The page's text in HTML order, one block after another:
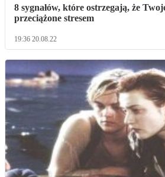
8 sygnałów, które ostrzegają, że
przeciążone stresem
19:36 20.08.22